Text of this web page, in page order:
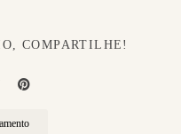
COMPARTILHE!